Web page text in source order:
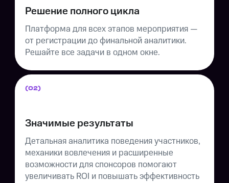
Решение полного цикла
Платформа для всех этапов мероприятия —
от регистрации до финальной аналитики.
Решайте все задачи в одном окне.
Значимые результаты
Детальная аналитика поведения участников,
механики вовлечения и расширенные
возможности для спонсоров помогают
увеличивать ROI и повышать эффективность
(02)